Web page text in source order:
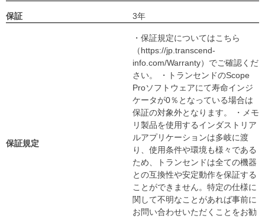
保証 3年
保証規定
・保証規定についてはこちら
（https://jp.transcend-
info.com/Warranty）でご確認くだ
さい。 ・トランセンドのScope
Proソフトウェアにて寿命インジ
ケータが0％となっている場合は
保証の対象外となります。 ・メモ
リ製品を使用するインダストリア
ルアプリケーションは多岐に渡
り、使用条件や環境も様々である
ため、トランセンドは全ての機器
との互換性や安定動作を保証する
ことができません。特定の仕様に
関して不明なことがあれば事前に
お問い合わせいただくことをお勧